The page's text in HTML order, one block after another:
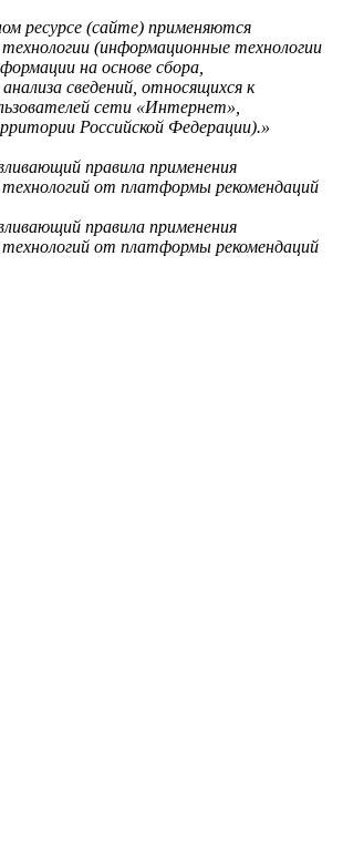
ресурсе (сайте) применяются
(информационные технологии
на основе сбора,
сведений, относящихся к
сети «Интернет»,
Российской Федерации).»
правила применения
от платформы рекомендаций
правила применения
от платформы рекомендаций